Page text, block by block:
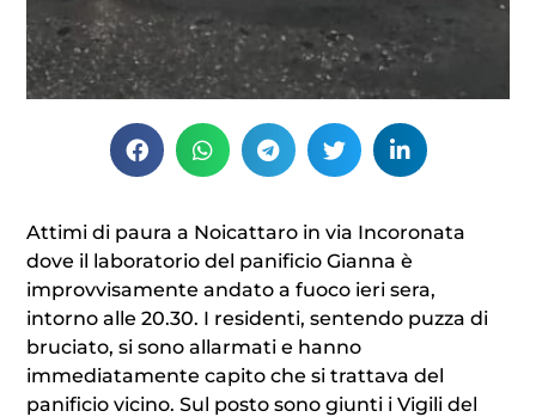
Attimi di paura a Noicattaro in via Incoronata
dove il laboratorio del panificio Gianna è
improvvisamente andato a fuoco ieri sera,
intorno alle 20.30. I residenti, sentendo puzza di
bruciato, si sono allarmati e hanno
immediatamente capito che si trattava del
panificio vicino. Sul posto sono giunti i Vigili del